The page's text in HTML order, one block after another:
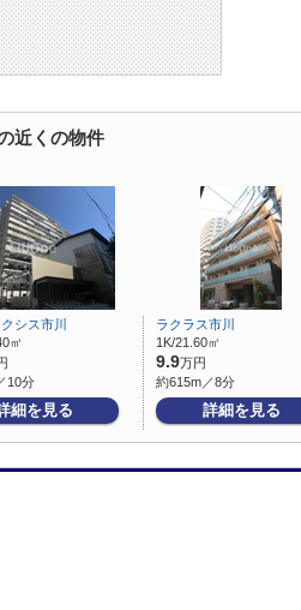
近くの物件
シス市川
㎡
10分
細を見る
ラクラス市川
1K/21.60㎡
9.9万円
約615m／8分
詳細を見る